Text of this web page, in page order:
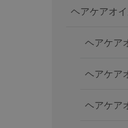
ヘアケアオ
ヘアケア
ヘアケア
ヘアケア